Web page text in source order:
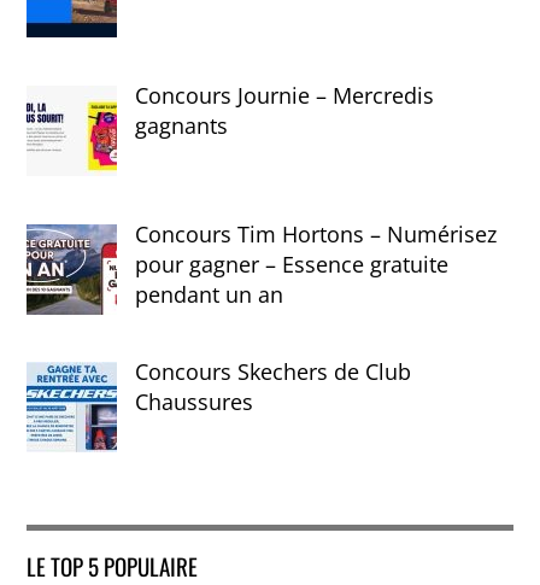
Concours Journie – Mercredis
gagnants
Concours Tim Hortons – Numérisez
pour gagner – Essence gratuite
pendant un an
Concours Skechers de Club
Chaussures
LE TOP 5 POPULAIRE